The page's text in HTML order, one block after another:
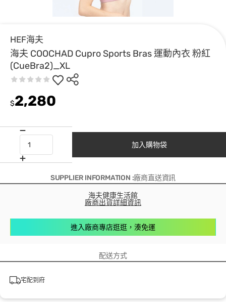
HEF海夫
海夫 COOCHAD Cupro Sports Bras 運動內衣 粉紅
(CueBra2)_XL
$2,280
加入購物袋
SUPPLIER INFORMATION :廠商直送資訊
海夫健康生活館
廠商出貨詳細資訊
進入廠商專店逛逛，湊免運
配送方式
宅配到府